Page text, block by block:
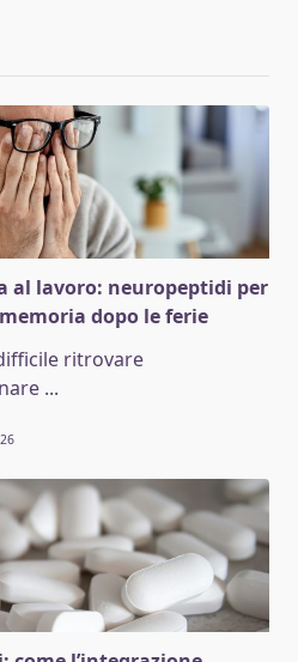
al lavoro: neuropeptidi per
dopo le ferie
ritrovare
...